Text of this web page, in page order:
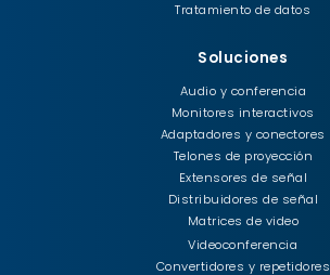
Tratamiento de datos
Soluciones
Audio y conferencia
Monitores interactivos
Adaptadores y conectores
Telones de proyección
Extensores de señal
Distribuidores de señal
Matrices de video
Videoconferencia
Convertidores y repetidores